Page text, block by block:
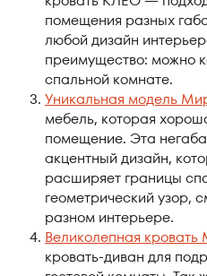
помещения разных
любой дизайн
преимущество: можно
спальной комнате.
Уникальная модель
мебель, которая
помещение. Эта
акцентный дизайн,
расширяет границы
геометрический узор,
разном интерьере.
Великолепная
кровать-диван для